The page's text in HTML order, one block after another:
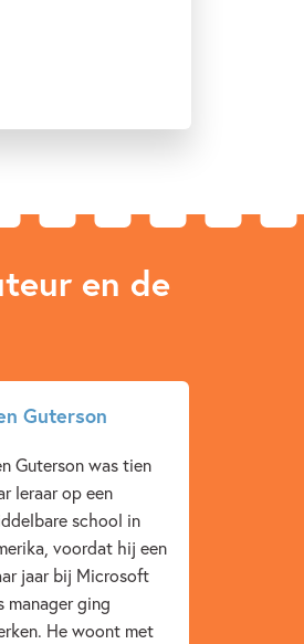
en de
Guterson
Guterson was tien
leraar op een
school in
voordat hij een
jaar bij Microsoft
manager ging
He woont met